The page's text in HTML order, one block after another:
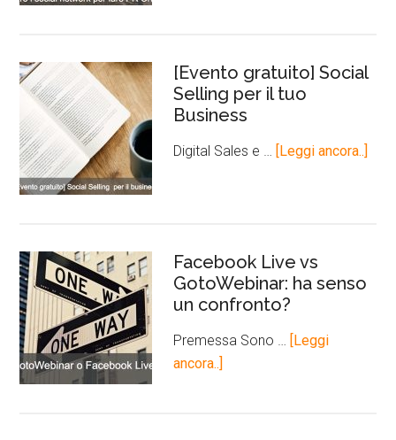
[Evento gratuito] Social
Selling per il tuo
Business
Digital Sales e … [Leggi ancora..]
Facebook Live vs
GotoWebinar: ha senso
un confronto?
Premessa Sono …
[Leggi
ancora..]